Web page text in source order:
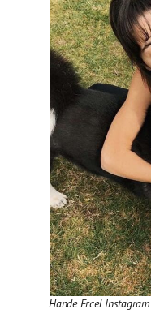
Hande Ercel Instagram